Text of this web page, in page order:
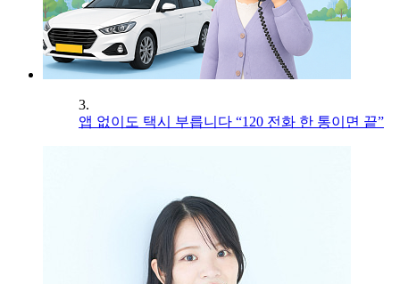
3.
앱 없이도 택시 부릅니다 “120 전화 한 통이면 끝”